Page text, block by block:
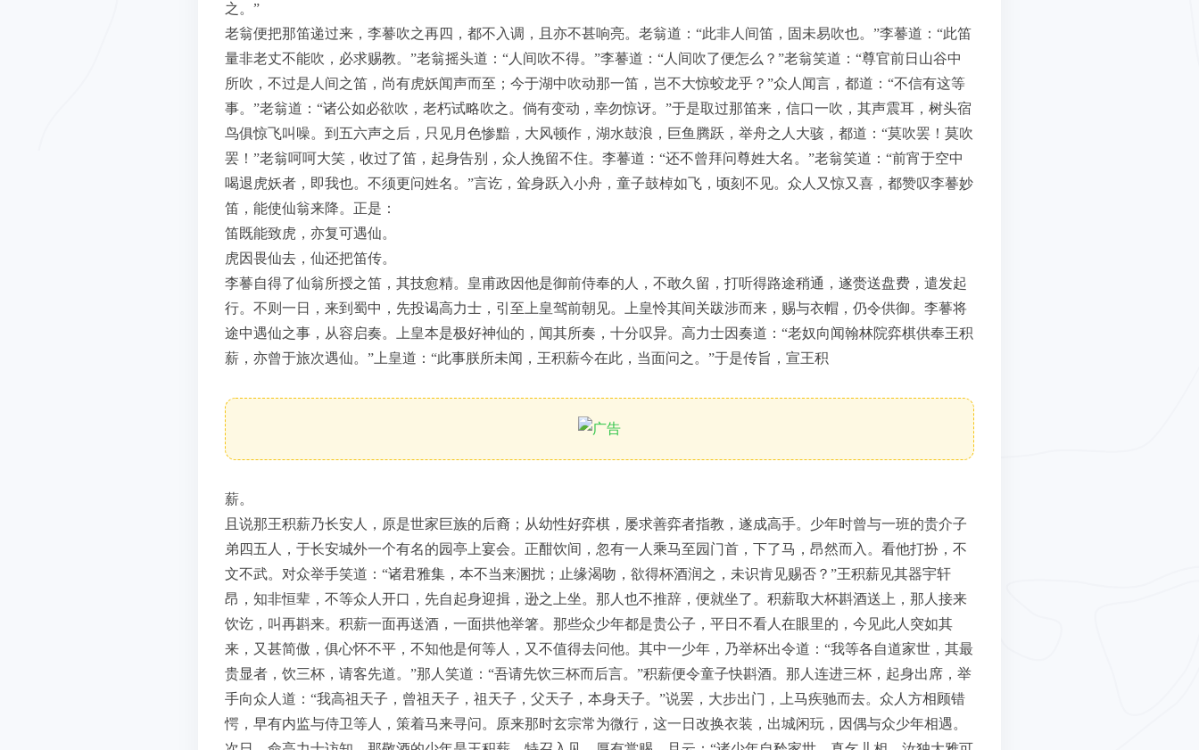
之。”
老翁便把那笛递过来，李謩吹之再四，都不入调，且亦不甚响亮。老翁道：“此非人间笛，固未易吹也。”李謩道：“此笛
量非老丈不能吹，必求赐教。”老翁摇头道：“人间吹不得。”李謩道：“人间吹了便怎么？”老翁笑道：“尊官前日山谷中
所吹，不过是人间之笛，尚有虎妖闻声而至；今于湖中吹动那一笛，岂不大惊蛟龙乎？”众人闻言，都道：“不信有这等
事。”老翁道：“诸公如必欲吹，老朽试略吹之。倘有变动，幸勿惊讶。”于是取过那笛来，信口一吹，其声震耳，树头宿
鸟俱惊飞叫噪。到五六声之后，只见月色惨黯，大风顿作，湖水鼓浪，巨鱼腾跃，举舟之人大骇，都道：“莫吹罢！莫吹
罢！”老翁呵呵大笑，收过了笛，起身告别，众人挽留不住。李謩道：“还不曾拜问尊姓大名。”老翁笑道：“前宵于空中
喝退虎妖者，即我也。不须更问姓名。”言讫，耸身跃入小舟，童子鼓棹如飞，顷刻不见。众人又惊又喜，都赞叹李謩妙
笛，能使仙翁来降。正是：
笛既能致虎，亦复可遇仙。
虎因畏仙去，仙还把笛传。
李謩自得了仙翁所授之笛，其技愈精。皇甫政因他是御前侍奉的人，不敢久留，打听得路途稍通，遂赍送盘费，遣发起
行。不则一日，来到蜀中，先投谒高力士，引至上皇驾前朝见。上皇怜其间关跋涉而来，赐与衣帽，仍令供御。李謩将
途中遇仙之事，从容启奏。上皇本是极好神仙的，闻其所奏，十分叹异。高力士因奏道：“老奴向闻翰林院弈棋供奉王积
薪，亦曾于旅次遇仙。”上皇道：“此事朕所未闻，王积薪今在此，当面问之。”于是传旨，宣王积
薪。
且说那王积薪乃长安人，原是世家巨族的后裔；从幼性好弈棋，屡求善弈者指教，遂成高手。少年时曾与一班的贵介子
弟四五人，于长安城外一个有名的园亭上宴会。正酣饮间，忽有一人乘马至园门首，下了马，昂然而入。看他打扮，不
文不武。对众举手笑道：“诸君雅集，本不当来溷扰；止缘渴吻，欲得杯酒润之，未识肯见赐否？”王积薪见其器宇轩
昂，知非恒辈，不等众人开口，先自起身迎揖，逊之上坐。那人也不推辞，便就坐了。积薪取大杯斟酒送上，那人接来
饮讫，叫再斟来。积薪一面再送酒，一面拱他举箸。那些众少年都是贵公子，平日不看人在眼里的，今见此人突如其
来，又甚简傲，俱心怀不平，不知他是何等人，又不值得去问他。其中一少年，乃举杯出令道：“我等各自道家世，其最
贵显者，饮三杯，请客先道。”那人笑道：“吾请先饮三杯而后言。”积薪便令童子快斟酒。那人连进三杯，起身出席，举
手向众人道：“我高祖天子，曾祖天子，祖天子，父天子，本身天子。”说罢，大步出门，上马疾驰而去。众人方相顾错
愕，早有内监与侍卫等人，策着马来寻问。原来那时玄宗常为微行，这一日改换衣装，出城闲玩，因偶与众少年相遇。